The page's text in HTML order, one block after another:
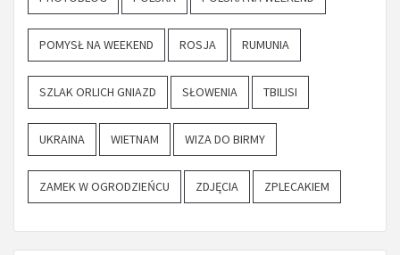
POMYSŁ NA WEEKEND ROSJA RUMUNIA
SZLAK ORLICH GNIAZD SŁOWENIA TBILISI
UKRAINA WIETNAM WIZA DO BIRMY
ZAMEK W OGRODZIEŃCU ZDJĘCIA ZPLECAKIEM